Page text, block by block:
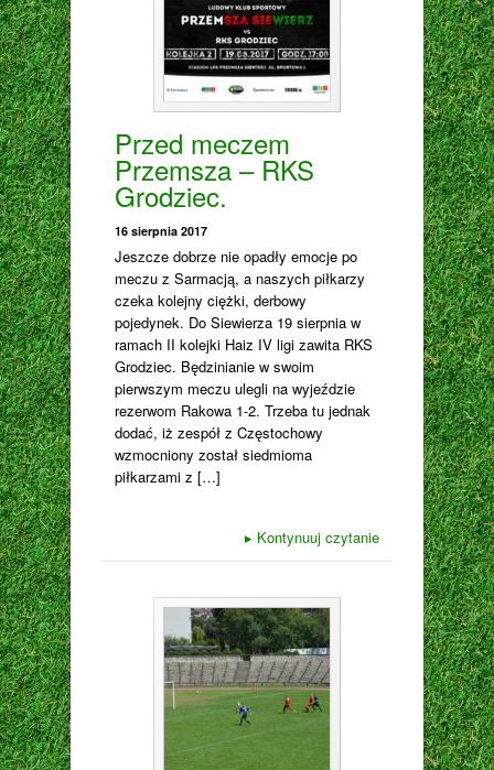
Przed meczem
Przemsza – RKS
Grodziec.
16 sierpnia 2017
Jeszcze dobrze nie opadły emocje po
meczu z Sarmacją, a naszych piłkarzy
czeka kolejny ciężki, derbowy
pojedynek. Do Siewierza 19 sierpnia w
ramach II kolejki Haiz IV ligi zawita RKS
Grodziec. Będzinianie w swoim
pierwszym meczu ulegli na wyjeździe
rezerwom Rakowa 1-2. Trzeba tu jednak
dodać, iż zespół z Częstochowy
wzmocniony został siedmioma
piłkarzami z […]
▸ Kontynuuj czytanie